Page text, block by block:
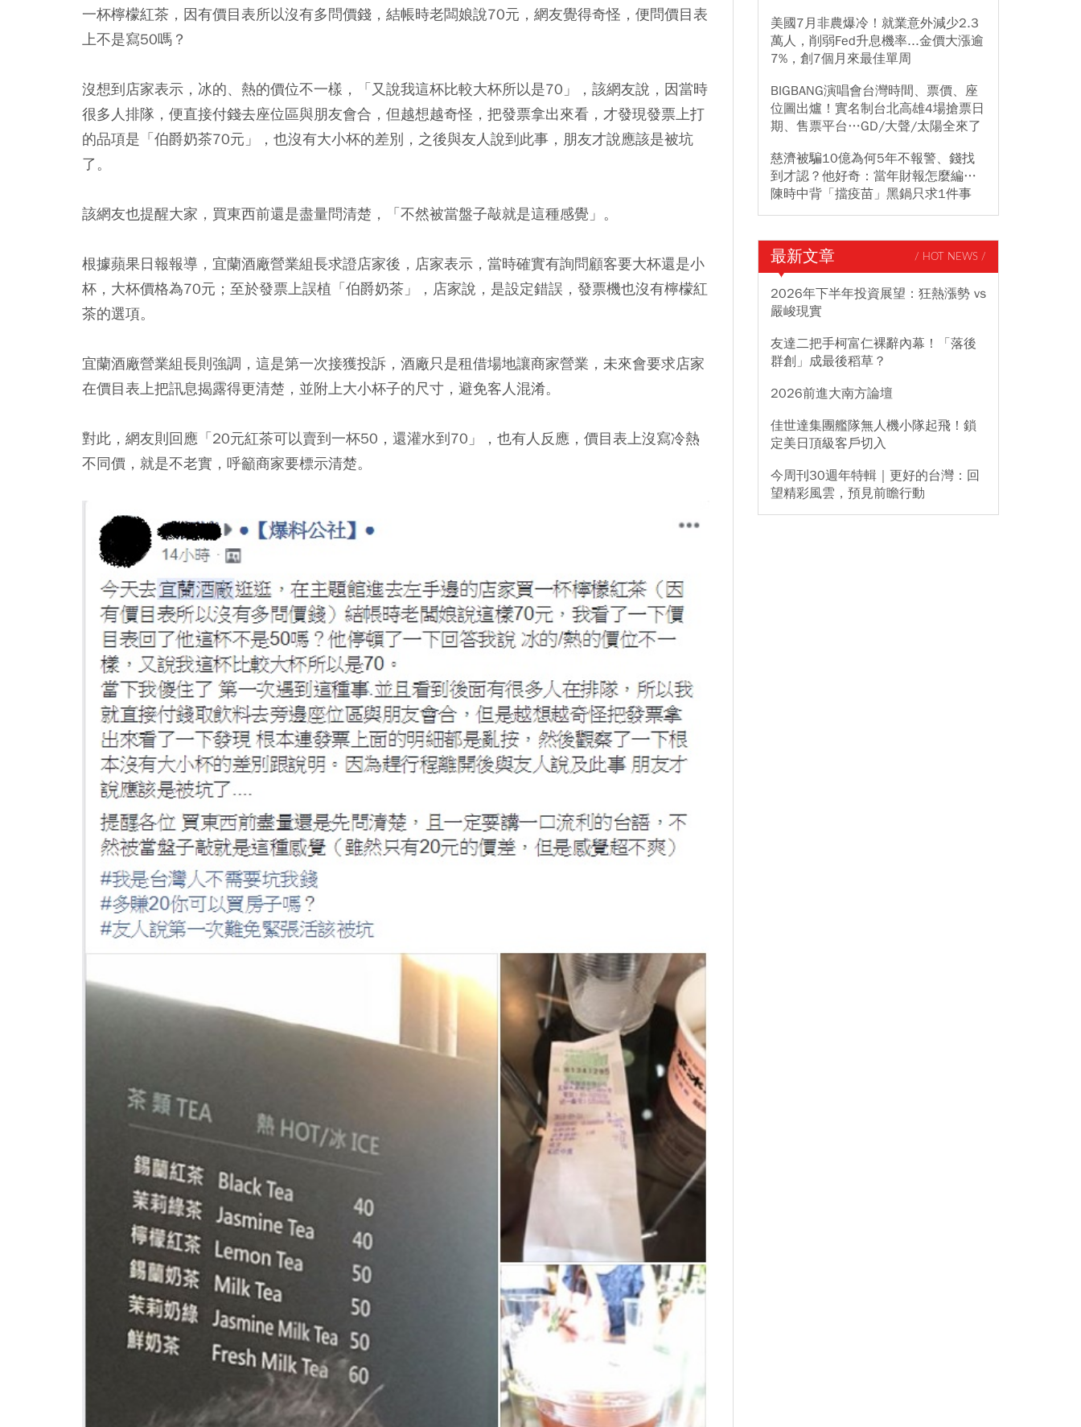
一杯檸檬紅茶，因有價目表所以沒有多問價錢，結帳時老闆娘說70元，網友覺得奇怪，便問價目表
上不是寫50嗎？
沒想到店家表示，冰的、熱的價位不一樣，「又說我這杯比較大杯所以是70」，該網友說，因當時
很多人排隊，便直接付錢去座位區與朋友會合，但越想越奇怪，把發票拿出來看，才發現發票上打
的品項是「伯爵奶茶70元」，也沒有大小杯的差別，之後與友人說到此事，朋友才說應該是被坑
了。
該網友也提醒大家，買東西前還是盡量問清楚，「不然被當盤子敲就是這種感覺」。
根據蘋果日報報導，宜蘭酒廠營業組長求證店家後，店家表示，當時確實有詢問顧客要大杯還是小
杯，大杯價格為70元；至於發票上誤植「伯爵奶茶」，店家說，是設定錯誤，發票機也沒有檸檬紅
茶的選項。
宜蘭酒廠營業組長則強調，這是第一次接獲投訴，酒廠只是租借場地讓商家營業，未來會要求店家
在價目表上把訊息揭露得更清楚，並附上大小杯子的尺寸，避免客人混淆。
對此，網友則回應「20元紅茶可以賣到一杯50，還灌水到70」，也有人反應，價目表上沒寫冷熱
不同價，就是不老實，呼籲商家要標示清楚。
美國7月非農爆冷！就業意外減少2.3
萬人，削弱Fed升息機率...金價大漲逾
7%，創7個月來最佳單周
BIGBANG演唱會台灣時間、票價、座
位圖出爐！實名制台北高雄4場搶票日
期、售票平台…GD/大聲/太陽全來了
慈濟被騙10億為何5年不報警、錢找
到才認？他好奇：當年財報怎麼編…
陳時中背「擋疫苗」黑鍋只求1件事
最新文章 / HOT NEWS /
2026年下半年投資展望：狂熱漲勢 vs
嚴峻現實
友達二把手柯富仁裸辭內幕！「落後
群創」成最後稻草？
2026前進大南方論壇
佳世達集團艦隊無人機小隊起飛！鎖
定美日頂級客戶切入
今周刊30週年特輯｜更好的台灣：回
望精彩風雲，預見前瞻行動